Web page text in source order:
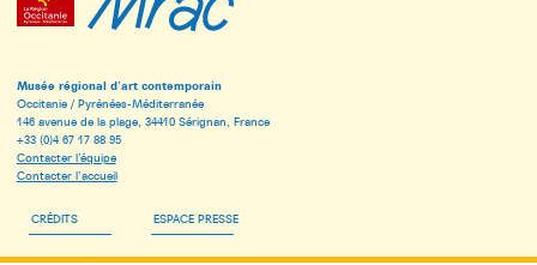
Musée régional d’art contemporain
Occitanie / Pyrénées-Méditerranée
146 avenue de la plage, 34410 Sérignan, France
+33 (0)4 67 17 88 95
Contacter l’équipe
Contacter l’accueil
CRÉDITS ESPACE PRESSE